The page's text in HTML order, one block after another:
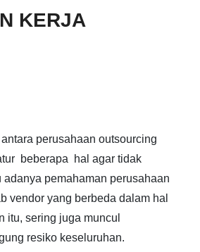
KERJA
perusahaan outsourcing
beberapa hal agar tidak
pemahaman perusahaan
vendor yang berbeda dalam hal
sering juga muncul
resiko keseluruhan.